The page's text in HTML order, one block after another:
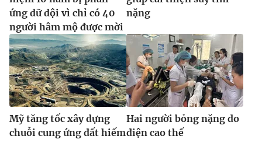
ứng dữ dội vì chỉ có 40
người hâm mộ được mời
nặng
Mỹ tăng tốc xây dựng
chuỗi cung ứng đất hiếm
Hai người bỏng nặng do
điện cao thế